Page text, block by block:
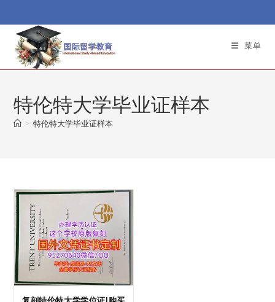
to
content
菜单
特伦特大学毕业证样本
> 特伦特大学毕业证样本